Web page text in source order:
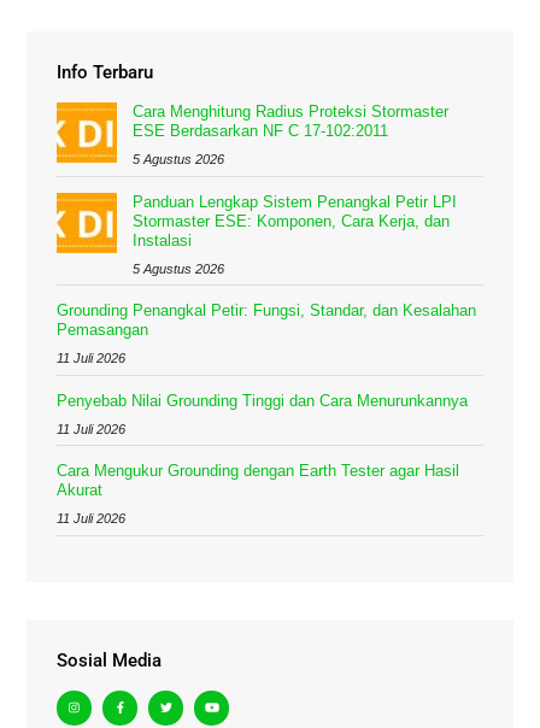
Info Terbaru
Cara Menghitung Radius Proteksi Stormaster
ESE Berdasarkan NF C 17-102:2011
5 Agustus 2026
Panduan Lengkap Sistem Penangkal Petir LPI
Stormaster ESE: Komponen, Cara Kerja, dan
Instalasi
5 Agustus 2026
Grounding Penangkal Petir: Fungsi, Standar, dan Kesalahan
Pemasangan
11 Juli 2026
Penyebab Nilai Grounding Tinggi dan Cara Menurunkannya
11 Juli 2026
Cara Mengukur Grounding dengan Earth Tester agar Hasil
Akurat
11 Juli 2026
Sosial Media